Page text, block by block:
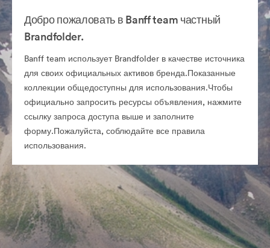
Добро пожаловать в Banff team частный
Brandfolder.
Banff team использует Brandfolder в качестве источника
для своих официальных активов бренда.Показанные
коллекции общедоступны для использования.Чтобы
официально запросить ресурсы объявления, нажмите
ссылку запроса доступа выше и заполните
форму.Пожалуйста, соблюдайте все правила
использования.